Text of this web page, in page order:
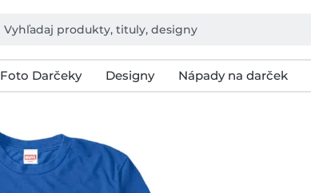
Foto Darčeky Designy Nápady na darček